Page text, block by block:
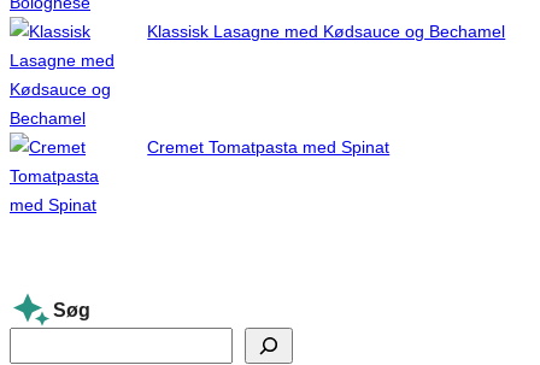
Klassisk Lasagne med Kødsauce og Bechamel
Cremet Tomatpasta med Spinat
Søg